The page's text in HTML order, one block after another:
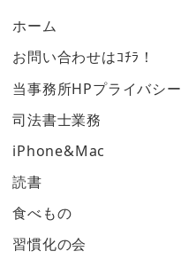
ホーム
お問い合わせはｺﾁﾗ！
当事務所HPプライバシ
司法書士業務
iPhone&Mac
読書
食べもの
習慣化の会